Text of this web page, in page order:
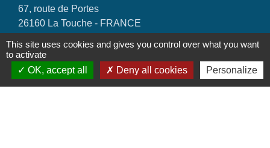
67, route de Portes
26160 La Touche - FRANCE
Contact par formulaire
This site uses cookies and gives you control over what you want
to activate
OK, accept all
Deny all cookies Personalize